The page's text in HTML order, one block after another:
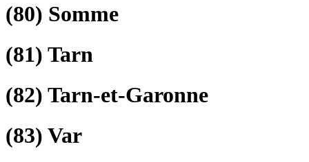
(80) Somme
(81) Tarn
(82) Tarn-et-Garonne
(83) Var